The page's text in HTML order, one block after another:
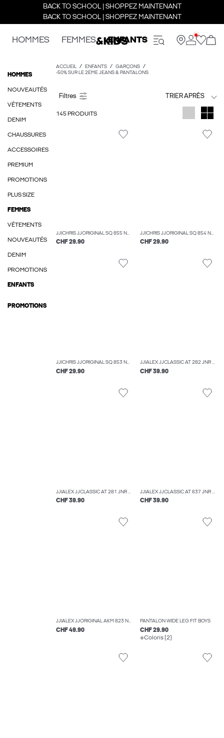
BACK TO SCHOOL | SHOPPEZ MAINTENANT
BACK TO SCHOOL | SHOPPEZ MAINTENANT
HOMMES FEMMES ENFANTS
HOMMES
NOUVEAUTÉS
VÊTEMENTS
DENIM
CHAUSSURES
ACCESSOIRES
PREMIUM
PROMOTIONS
PLUS SIZE
FEMMES
VÊTEMENTS
NOUVEAUTÉS
DENIM
PROMOTIONS
ENFANTS
PROMOTIONS
ACCUEIL ENFANTS
GARÇONS
-50% SUR LE 2ÈME JEANS & PANTALONS
TRIER APRÈS
145 PRODUITS
JJICHRIS JJORIGINAL SQ 855 NOOS JNR JEAN COUPE DÉCONTRACTÉE BOYS
CHF 29.90
JJICHRIS JJORIGINAL SQ 854 NOOS JNR JEAN COUPE DÉCONTRACTÉE BOYS
CHF 29.90
JJICHRIS JJORIGINAL SQ 853 NOOS JNR JEAN COUPE DÉCONTRACTÉE BOYS
CHF 29.90
JJIALEX JJCLASSIC AT 282 JNR JEAN BAGGY FIT BOYS
CHF 39.90
JJIALEX JJCLASSIC AT 281 JNR JEAN BAGGY FIT BOYS
CHF 39.90
JJIALEX JJCLASSIC AT 637 JNR JEAN BAGGY FIT BOYS
CHF 39.90
JJIALEX JJORIGINAL AKM 823 NOOS JNR JEAN BAGGY FIT BOYS
CHF 49.90
PANTALON WIDE LEG FIT BOYS
CHF 29.90
Coloris (2)